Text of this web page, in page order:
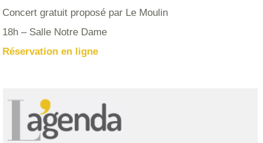
Concert gratuit proposé par Le Moulin
18h – Salle Notre Dame
Réservation en ligne